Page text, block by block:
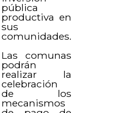
pública
productiva en
sus
comunidades.
Las comunas
podrán
realizar la
celebración
de los
mecanismos